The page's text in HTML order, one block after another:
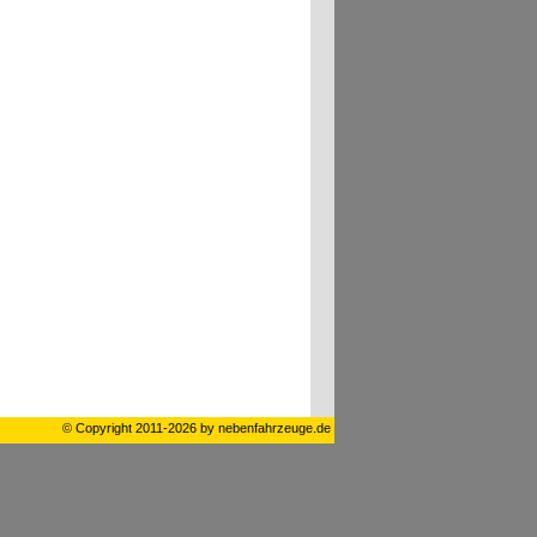
© Copyright 2011-2026 by nebenfahrzeuge.de